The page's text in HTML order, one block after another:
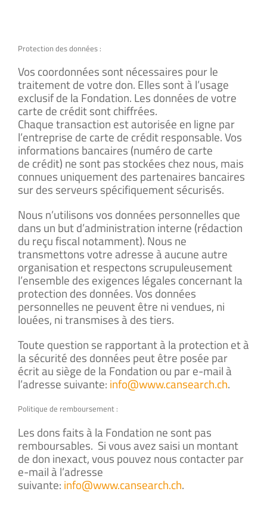
Protection des données :
Vos coordonnées sont nécessaires pour le
traitement de votre don. Elles sont à l’usage
exclusif de la Fondation. Les données de votre
carte de crédit sont chiffrées.
Chaque transaction est autorisée en ligne par
l’entreprise de carte de crédit responsable. Vos
informations bancaires (numéro de carte
de crédit) ne sont pas stockées chez nous, mais
connues uniquement des partenaires bancaires
sur des serveurs spécifiquement sécurisés.
Nous n’utilisons vos données personnelles que
dans un but d’administration interne (rédaction
du reçu fiscal notamment). Nous ne
transmettons votre adresse à aucune autre
organisation et respectons scrupuleusement
l’ensemble des exigences légales concernant la
protection des données. Vos données
personnelles ne peuvent être ni vendues, ni
louées, ni transmises à des tiers.
Toute question se rapportant à la protection et à
la sécurité des données peut être posée par
écrit au siège de la Fondation ou par e-mail à
l’adresse suivante: info@www.cansearch.ch.
Politique de remboursement :
Les dons faits à la Fondation ne sont pas
remboursables. Si vous avez saisi un montant
de don inexact, vous pouvez nous contacter par
e-mail à l’adresse
suivante: info@www.cansearch.ch.